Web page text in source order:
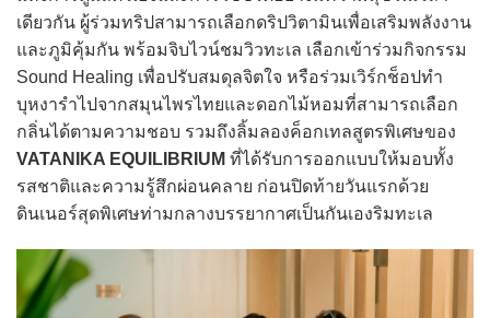
เดียวกัน ผู้ร่วมทริปสามารถเลือกดริปวิตามินเพื่อเสริมพลังงาน
และภูมิคุ้มกัน พร้อมจิบไวน์ชมวิวทะเล เลือกเข้าร่วมกิจกรรม
Sound Healing เพื่อปรับสมดุลจิตใจ หรือร่วมเวิร์กช็อปทำ
บุหงารำไปจากสมุนไพรไทยและดอกไม้หอมที่สามารถเลือก
กลิ่นได้ตามความชอบ รวมถึงลิ้มลองค็อกเทลสูตรพิเศษของ
VATANIKA EQUILIBRIUM ที่ได้รับการออกแบบให้มอบทั้ง
รสชาติและความรู้สึกผ่อนคลาย ก่อนปิดท้ายวันแรกด้วย
ดินเนอร์สุดพิเศษท่ามกลางบรรยากาศเป็นกันเองริมทะเล